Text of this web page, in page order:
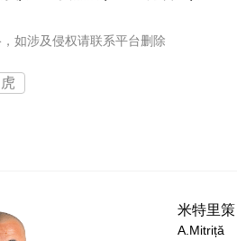
如涉及侵权请联系平台删除
米特里策
A.Mitriță